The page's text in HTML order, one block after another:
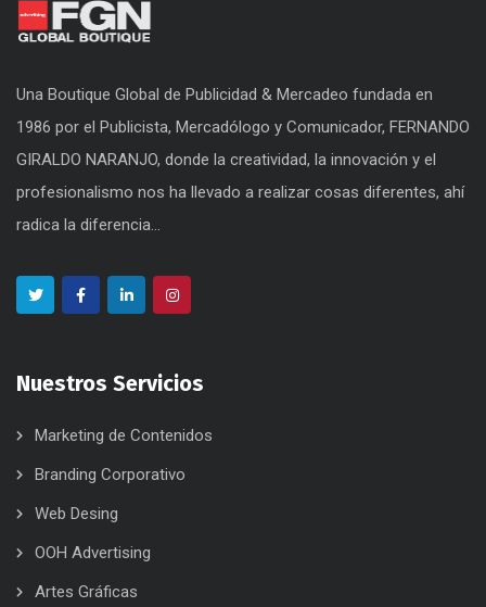
Una Boutique Global de Publicidad & Mercadeo fundada en
1986 por el Publicista, Mercadólogo y Comunicador, FERNANDO
GIRALDO NARANJO, donde la creatividad, la innovación y el
profesionalismo nos ha llevado a realizar cosas diferentes, ahí
radica la diferencia...
Nuestros Servicios
Marketing de Contenidos
Branding Corporativo
Web Desing
OOH Advertising
Artes Gráficas